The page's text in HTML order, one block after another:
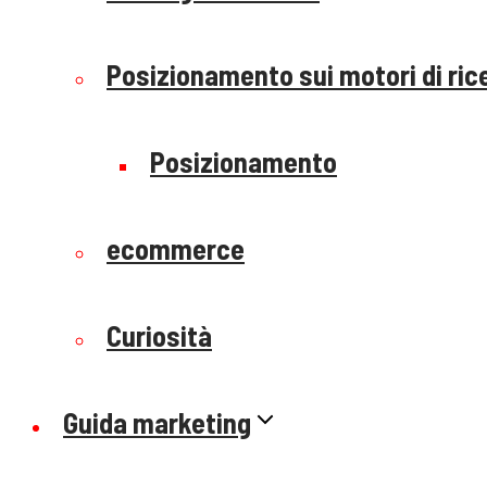
Posizionamento sui motori di
Posizionamento
ecommerce
Curiosità
Guida marketing